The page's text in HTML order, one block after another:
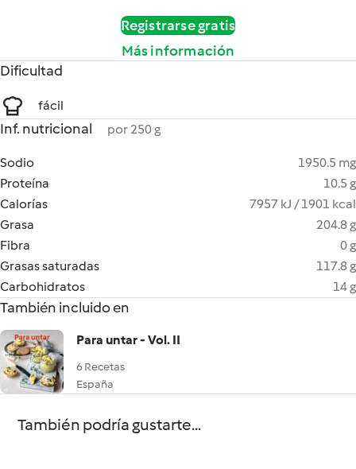
Registrarse gratis
Más información
Dificultad
fácil
Inf. nutricional por 250 g
Sodio
1950.5 mg
Proteína
10.5 g
Calorías
7957 kJ / 1901 kcal
Grasa
204.8 g
Fibra
0 g
Grasas saturadas
117.8 g
Carbohidratos
14 g
También incluido en
Para untar - Vol. II
6 Recetas
España
También podría gustarte...